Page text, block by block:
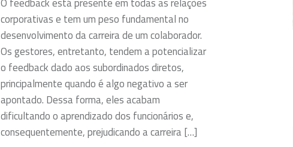
corporativas e tem um peso fundamental no
desenvolvimento da carreira de um colaborador.
Os gestores, entretanto, tendem a potencializar
o feedback dado aos subordinados diretos,
principalmente quando é algo negativo a ser
apontado. Dessa forma, eles acabam
dificultando o aprendizado dos funcionários e,
consequentemente, prejudicando a carreira […]